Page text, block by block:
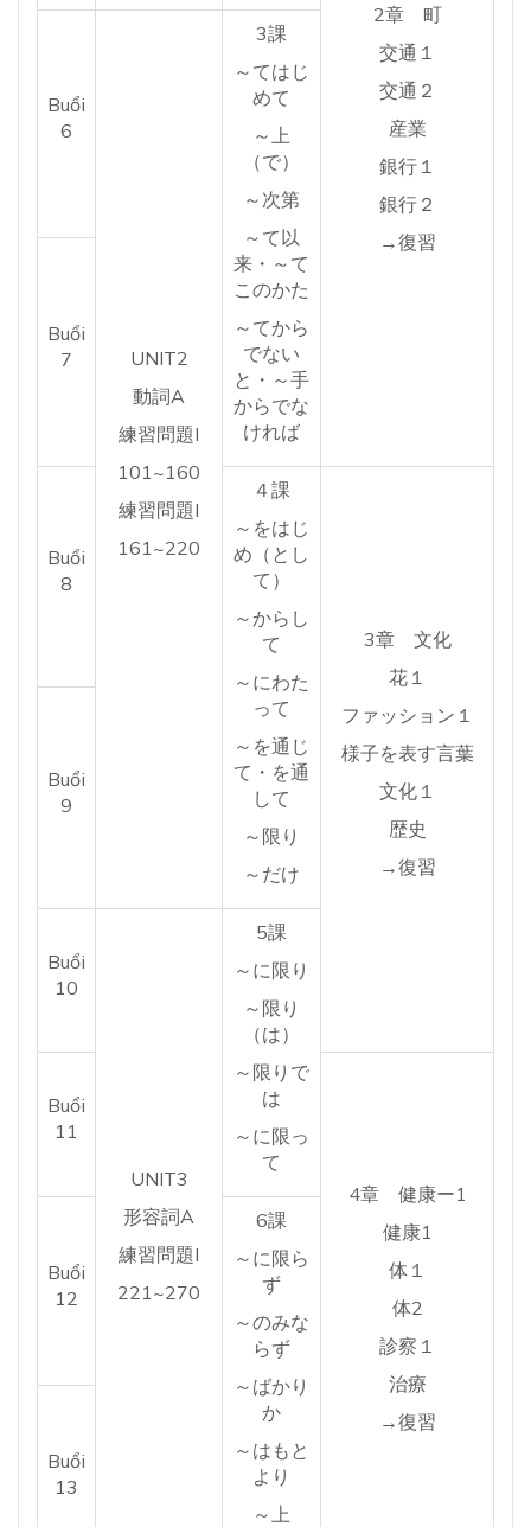
2章 町
交通１
交通２
産業
銀行１
銀行２
→復習
Buổi
6
UNIT2
動詞A
練習問題I
101~160
練習問題I
161~220
3課
～てはじ
めて
～上
（で）
～次第
～て以
来・～て
このかた
～てから
でない
と・～手
からでな
ければ
Buổi
7
Buổi
8
４課
～をはじ
め（とし
て）
～からし
て
～にわた
って
～を通じ
て・を通
して
～限り
～だけ
3章 文化
花１
ファッション１
様子を表す言葉
文化１
歴史
→復習
Buổi
9
Buổi
10
UNIT3
形容詞A
練習問題I
221~270
5課
～に限り
～限り
（は）
～限りで
は
～に限っ
て
Buổi
11
4章 健康ー1
健康1
体１
体2
診察１
治療
→復習
Buổi
12
6課
～に限ら
ず
～のみな
らず
～ばかり
か
～はもと
より
～上
Buổi
13